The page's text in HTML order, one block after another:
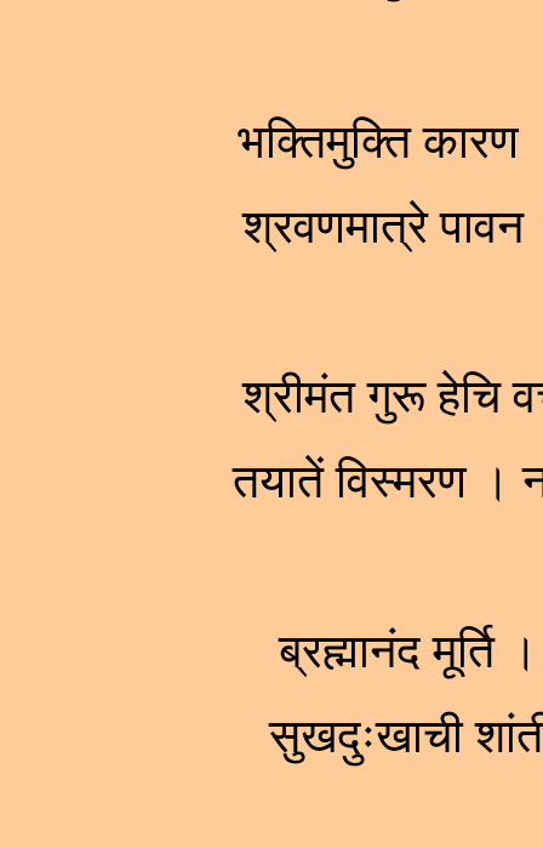
भक्तिमुक्ति
श्रवणमात्रे
श्रीमंत गुरू हेचि
तयातें विस्मरण
ब्रह्मानंद मूर्ति
सुखदुःखाची